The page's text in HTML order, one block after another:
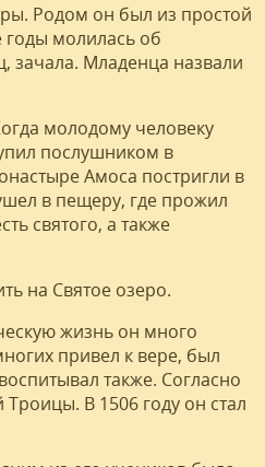
Родом он был из простой
годы молилась об
зачала. Младенца назвали
молодому человеку
послушником в
Амоса постригли в
в пещеру, где прожил
святого, а также
на Святое озеро.
жизнь он много
привел к вере, был
также. Согласно
В 1506 году он стал